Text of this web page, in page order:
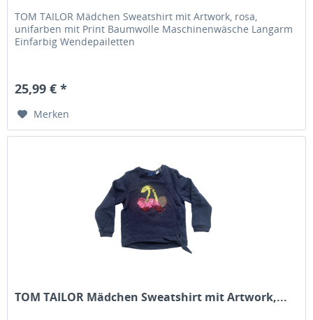
TOM TAILOR Mädchen Sweatshirt mit Artwork, rosa,
unifarben mit Print Baumwolle Maschinenwäsche Langarm
Einfarbig Wendepailetten
25,99 € *
Merken
TOM TAILOR Mädchen Sweatshirt mit Artwork,...